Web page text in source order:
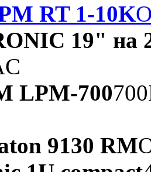
RT 1-10K
19" на
700
9130 RM